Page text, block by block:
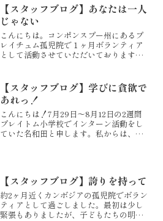
【スタッフブログ】あなたは一人
じゃない
こんにちは。コンポンスプー州にあるプ
レイチュム孤児院で１ヶ月ボランティア
として活動させていただいております、
した。カンボジアに来る前は、支援する
ために自分は現地の人に...
【スタッフブログ】学びに貪欲で
あれっ！
こんにちは！7月29日～8月12日の2週間
プレイトム小学校でインターン活動をし
ていた名和田と申します。私からは、こ
【スタッフブログ】誇りを持って
約2ヶ月近くカンボジアの孤児院でボラン
ティアとして過ごしました。最初は少し
緊張もありましたが、子どもたちの明る